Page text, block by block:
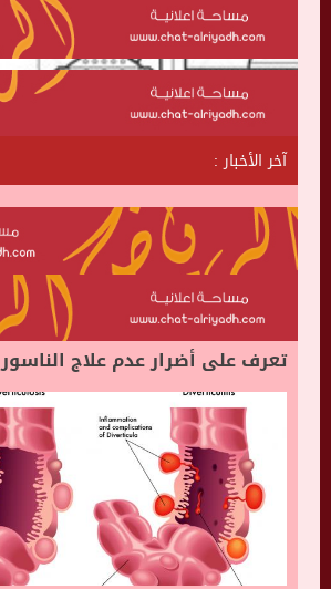
آخر الأخبار :
تعرف على أضرار عدم علاج الناسور